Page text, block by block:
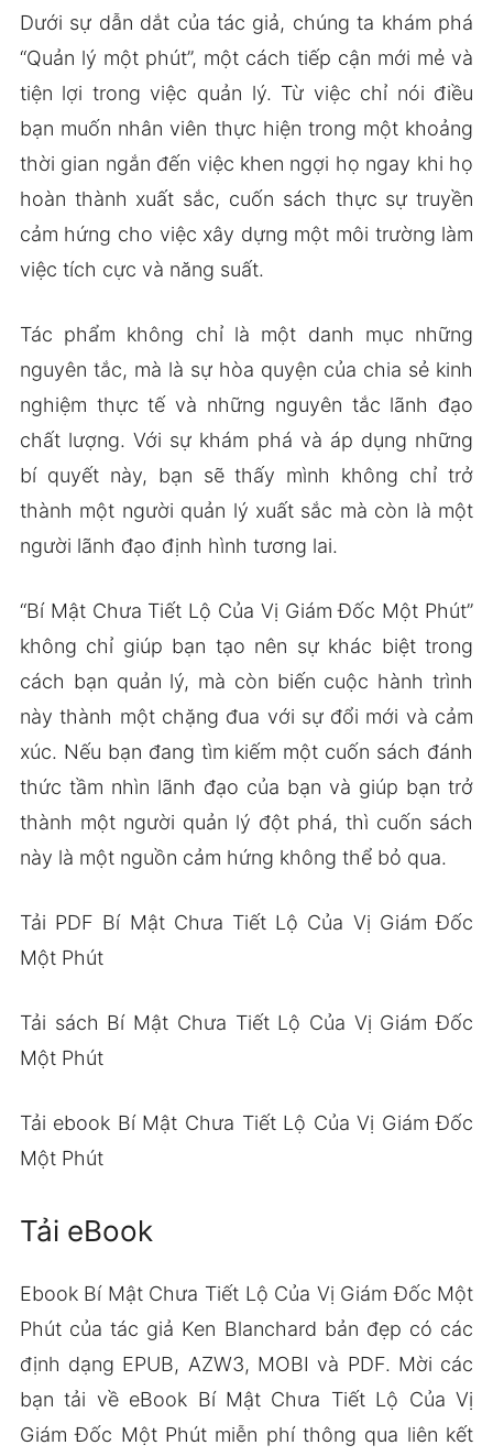
Dưới sự dẫn dắt của tác giả, chúng ta khám phá
“Quản lý một phút”, một cách tiếp cận mới mẻ và
tiện lợi trong việc quản lý. Từ việc chỉ nói điều
bạn muốn nhân viên thực hiện trong một khoảng
thời gian ngắn đến việc khen ngợi họ ngay khi họ
hoàn thành xuất sắc, cuốn sách thực sự truyền
cảm hứng cho việc xây dựng một môi trường làm
việc tích cực và năng suất.
Tác phẩm không chỉ là một danh mục những
nguyên tắc, mà là sự hòa quyện của chia sẻ kinh
nghiệm thực tế và những nguyên tắc lãnh đạo
chất lượng. Với sự khám phá và áp dụng những
bí quyết này, bạn sẽ thấy mình không chỉ trở
thành một người quản lý xuất sắc mà còn là một
người lãnh đạo định hình tương lai.
“Bí Mật Chưa Tiết Lộ Của Vị Giám Đốc Một Phút”
không chỉ giúp bạn tạo nên sự khác biệt trong
cách bạn quản lý, mà còn biến cuộc hành trình
này thành một chặng đua với sự đổi mới và cảm
xúc. Nếu bạn đang tìm kiếm một cuốn sách đánh
thức tầm nhìn lãnh đạo của bạn và giúp bạn trở
thành một người quản lý đột phá, thì cuốn sách
này là một nguồn cảm hứng không thể bỏ qua.
Tải PDF Bí Mật Chưa Tiết Lộ Của Vị Giám Đốc
Một Phút
Tải sách Bí Mật Chưa Tiết Lộ Của Vị Giám Đốc
Một Phút
Tải ebook Bí Mật Chưa Tiết Lộ Của Vị Giám Đốc
Một Phút
Tải eBook
Ebook Bí Mật Chưa Tiết Lộ Của Vị Giám Đốc Một
Phút của tác giả Ken Blanchard bản đẹp có các
định dạng EPUB, AZW3, MOBI và PDF. Mời các
bạn tải về eBook Bí Mật Chưa Tiết Lộ Của Vị
Giám Đốc Một Phút miễn phí thông qua liên kết